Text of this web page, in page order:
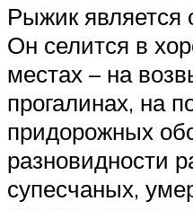
Рыжик является
Он селится в
местах – на
прогалинах, на
придорожных
разновидности
супесчаных,